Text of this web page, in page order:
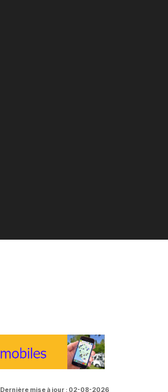
Dernière mise à jour : 02-08-2026